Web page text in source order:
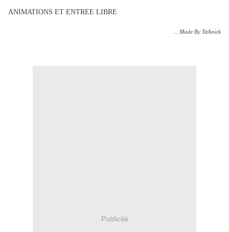
ANIMATIONS ET ENTREE LIBRE
... Made By TitAnick
Publicité